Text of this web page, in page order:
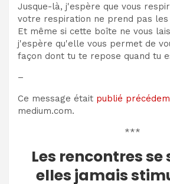
Jusque-là, j'espère que vous
votre respiration ne prend pas les
Et même si cette boîte ne vous
j'espère qu'elle vous permet de
façon dont tu te repose quand tu
–
Ce message était publié
medium.com.
***
Les rencontres
elles jamais